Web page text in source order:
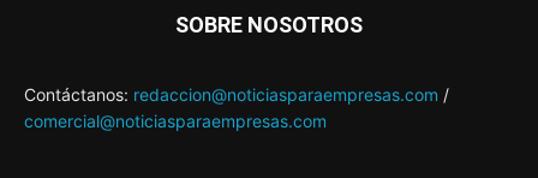
SOBRE NOSOTROS
Contáctanos: redaccion@noticiasparaempresas.com /
comercial@noticiasparaempresas.com